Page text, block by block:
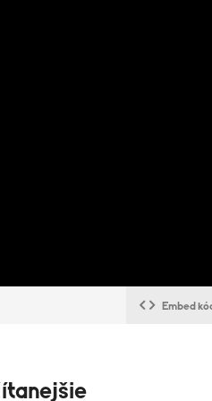
Embed